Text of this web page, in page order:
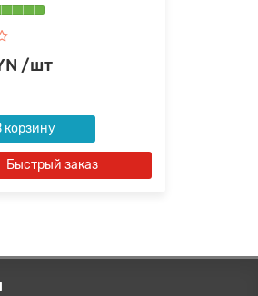
/шт
корзину
Быстрый заказ